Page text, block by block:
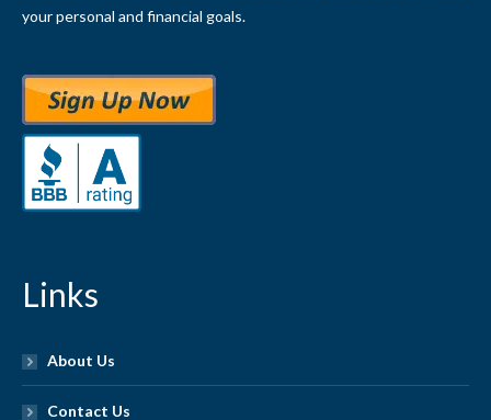
your personal and financial goals.
Links
About Us
Contact Us